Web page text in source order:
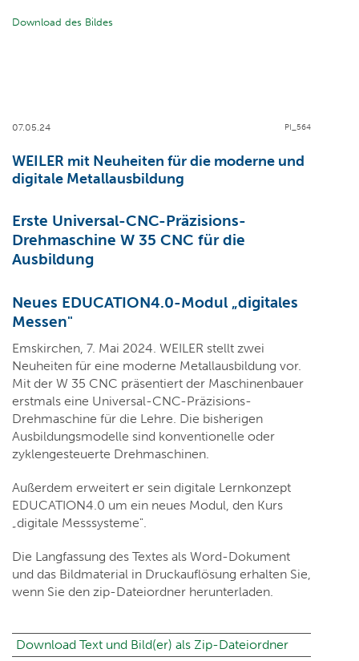
Download des Bildes
07.05.24 PI_564
WEILER mit Neuheiten für die moderne und
digitale Metallausbildung
Erste Universal-CNC-Präzisions-
Drehmaschine W 35 CNC für die
Ausbildung
Neues EDUCATION4.0-Modul „digitales
Messen"
Emskirchen, 7. Mai 2024. WEILER stellt zwei
Neuheiten für eine moderne Metallausbildung vor.
Mit der W 35 CNC präsentiert der Maschinenbauer
erstmals eine Universal-CNC-Präzisions-
Drehmaschine für die Lehre. Die bisherigen
Ausbildungsmodelle sind konventionelle oder
zyklengesteuerte Drehmaschinen.
Außerdem erweitert er sein digitale Lernkonzept
EDUCATION4.0 um ein neues Modul, den Kurs
„digitale Messsysteme".
Die Langfassung des Textes als Word-Dokument
und das Bildmaterial in Druckauflösung erhalten Sie,
wenn Sie den zip-Dateiordner herunterladen.
Download Text und Bild(er) als Zip-Dateiordner